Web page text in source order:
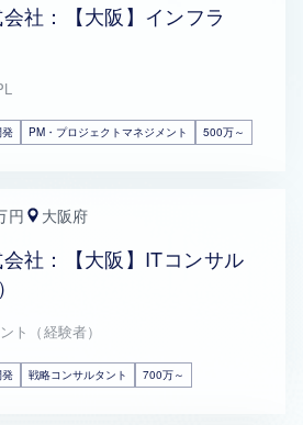
社：【大阪】インフラ
PM・プロジェクトマネジメント 500万～
円 大阪府
社：【大阪】ITコンサル
ト（経験者）
戦略コンサルタント 700万～